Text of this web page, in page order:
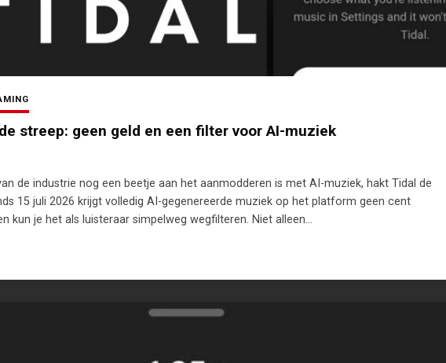
streep: geen geld en een filter voor AI-muziek
de industrie nog een beetje aan het aanmodderen is met AI-muziek, hakt Tidal de
15 juli 2026 krijgt volledig AI-gegenereerde muziek op het platform geen cent
kun je het als luisteraar simpelweg wegfilteren. Niet alleen…